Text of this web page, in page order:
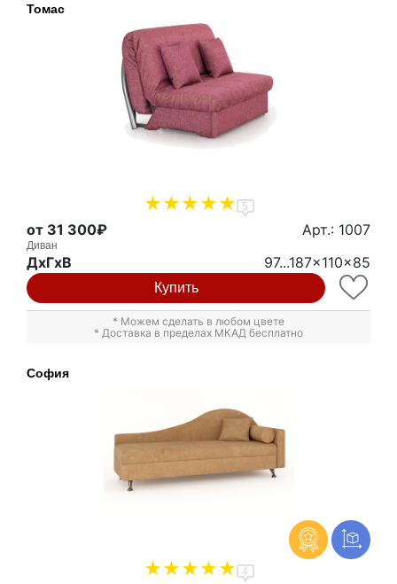
Томас
5
от 31 300₽ Арт.: 1007
Диван
ДxГxВ 97...187x110x85
Купить
* Можем сделать в любом цвете
* Доставка в пределах МКАД бесплатно
София
4